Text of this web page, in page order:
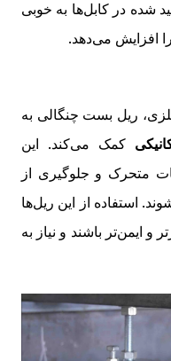
شده در کابل‌ها به خوبی
افزایش می‌دهد.
ریل بست چنگالی به
کمک می‌کند. این
متحرک و جلوگیری از
استفاده از این ریل‌ها
ایمن‌تر باشند و نیاز به